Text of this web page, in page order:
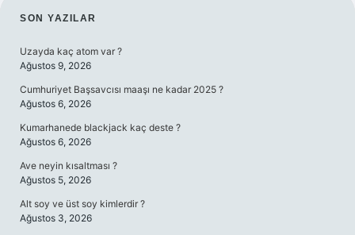
SIDEBAR
SON YAZILAR
Uzayda kaç atom var ?
Ağustos 9, 2026
Cumhuriyet Başsavcısı maaşı ne kadar 2025 ?
Ağustos 6, 2026
Kumarhanede blackjack kaç deste ?
Ağustos 6, 2026
Ave neyin kısaltması ?
Ağustos 5, 2026
Alt soy ve üst soy kimlerdir ?
Ağustos 3, 2026